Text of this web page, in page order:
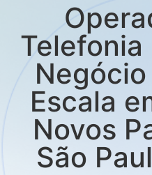
Telefonia
Escala
Novos
São